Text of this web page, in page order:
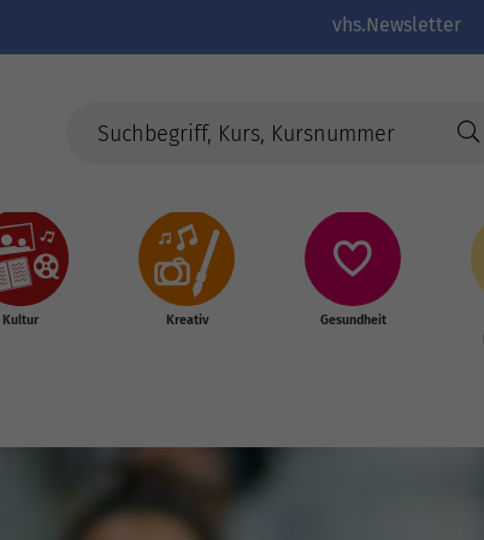
vhs.Newsletter
Kultur Kreativ Gesundheit